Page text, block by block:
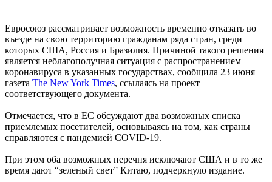
Евросоюз рассматривает возможность временно отказать во
въезде на свою территорию гражданам ряда стран, среди
которых США, Россия и Бразилия. Причиной такого решения
является неблагополучная ситуация с распространением
коронавируса в указанных государствах, сообщила 23 июня
газета The New York Times, ссылаясь на проект
соответствующего документа.
Отмечается, что в ЕС обсуждают два возможных списка
приемлемых посетителей, основываясь на том, как страны
справляются с пандемией COVID-19.
При этом оба возможных перечня исключают США и в то же
время дают “зеленый свет” Китаю, подчеркнуло издание.